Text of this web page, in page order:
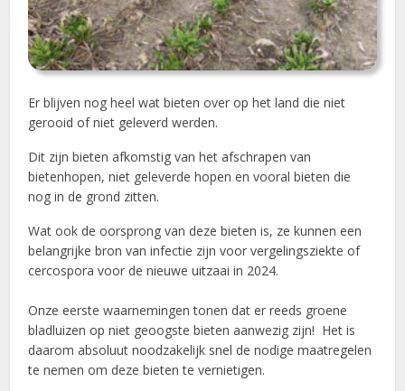
Er blijven nog heel wat bieten over op het land die niet
gerooid of niet geleverd werden.
Dit zijn bieten afkomstig van het afschrapen van
bietenhopen, niet geleverde hopen en vooral bieten die
nog in de grond zitten.
Wat ook de oorsprong van deze bieten is, ze kunnen een
belangrijke bron van infectie zijn voor vergelingsziekte of
cercospora voor de nieuwe uitzaai in 2024.
Onze eerste waarnemingen tonen dat er reeds groene
bladluizen op niet geoogste bieten aanwezig zijn! Het is
daarom absoluut noodzakelijk snel de nodige maatregelen
te nemen om deze bieten te vernietigen.